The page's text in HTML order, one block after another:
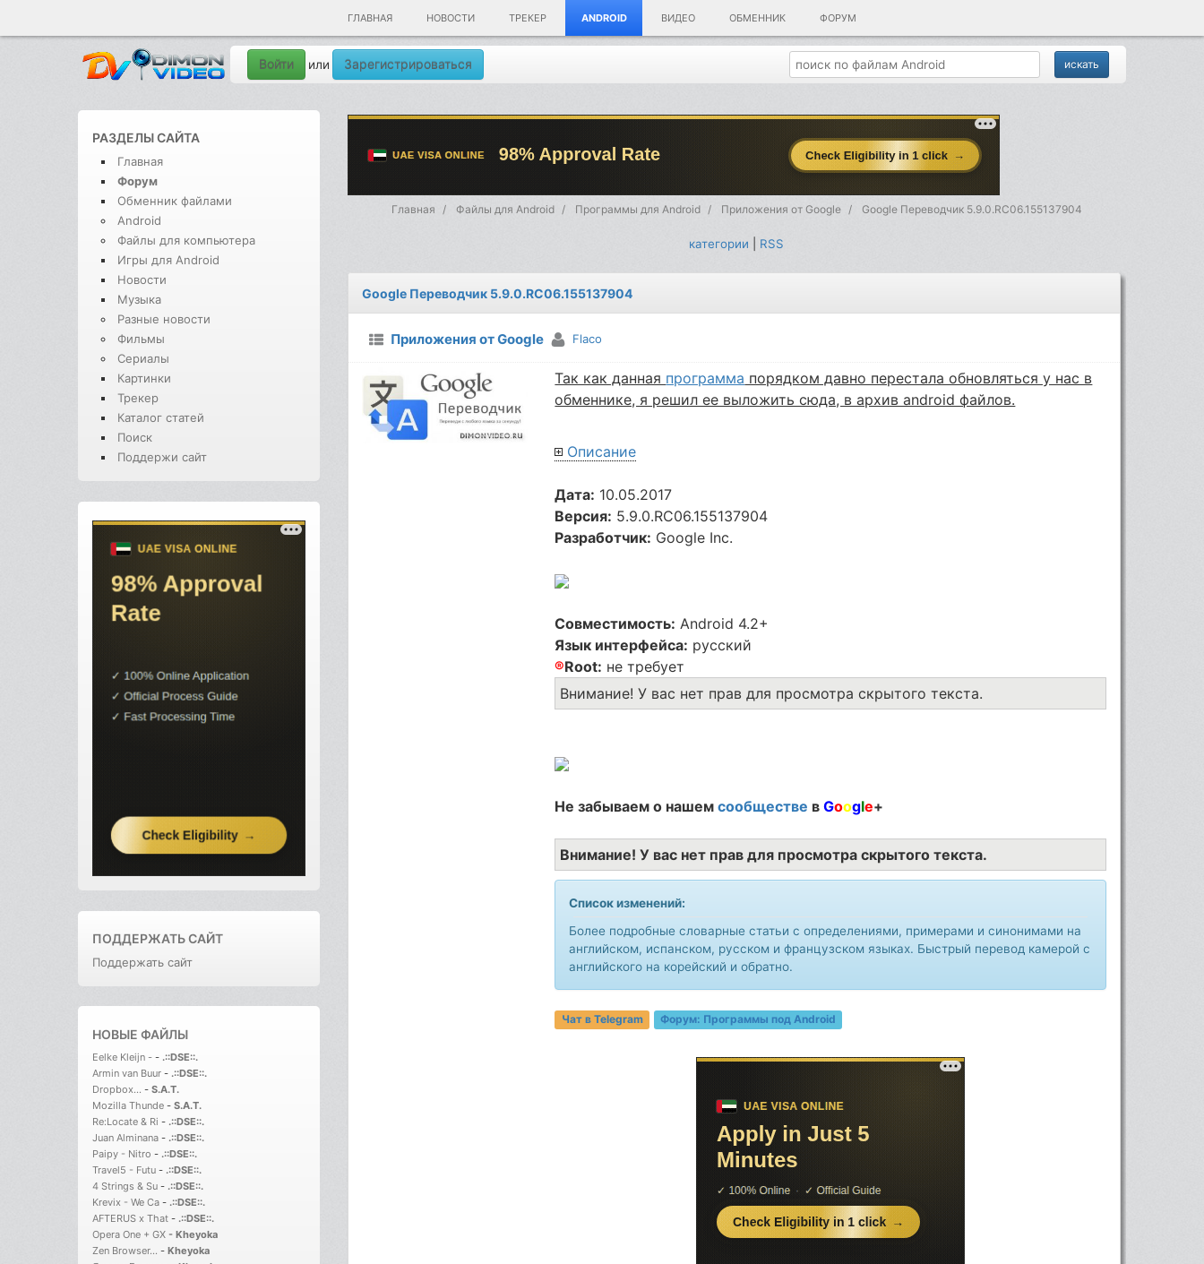
ГЛАВНАЯ НОВОСТИ ТРЕКЕР ANDROID ВИДЕО ОБМЕННИК ФОРУМ
Войти или Зарегистрироваться
РАЗДЕЛЫ САЙТА
Главная
Форум
Обменник файлами
Android
Файлы для компьютера
Игры для Android
Новости
Музыка
Разные новости
Фильмы
Сериалы
Картинки
Трекер
Каталог статей
Поиск
Поддержи сайт
ПОДДЕРЖАТЬ САЙТ
Поддержать сайт
НОВЫЕ ФАЙЛЫ
Eelke Kleijn - - .::DSE::.
Armin van Buur - .::DSE::.
Dropbox... - S.A.T.
Mozilla Thunde - S.A.T.
Re:Locate & Ri - .::DSE::.
Juan Alminana - .::DSE::.
Paipy - Nitro - .::DSE::.
Travel5 - Futu - .::DSE::.
4 Strings & Su - .::DSE::.
Krevix - We Ca - .::DSE::.
AFTERUS x That - .::DSE::.
Opera One + GX - Kheyoka
Zen Browser... - Kheyoka
Главная Файлы для Android Программы для Android Приложения от Google Google Переводчик 5.9.0.RC06.155137904
категории RSS
Google Переводчик 5.9.0.RC06.155137904
Приложения от Google Flaco
Так как данная программа порядком давно перестала обновляться у нас в
обменнике, я решил ее выложить сюда, в архив android файлов.
Описание
Дата: 10.05.2017
Версия: 5.9.0.RC06.155137904
Разработчик: Google Inc.
Совместимость: Android 4.2+
Язык интерфейса: русский
®Root: не требует
Внимание! У вас нет прав для просмотра скрытого текста.
Не забываем о нашемсообществе вGoogle+
Внимание! У вас нет прав для просмотра скрытого текста.
Список изменений:
Более подробные словарные статьи с определениями, примерами и синонимами на
английском, испанском, русском и французском языках. Быстрый перевод камерой с
английского на корейский и обратно.
Чат в Telegram Форум: Программы под Android